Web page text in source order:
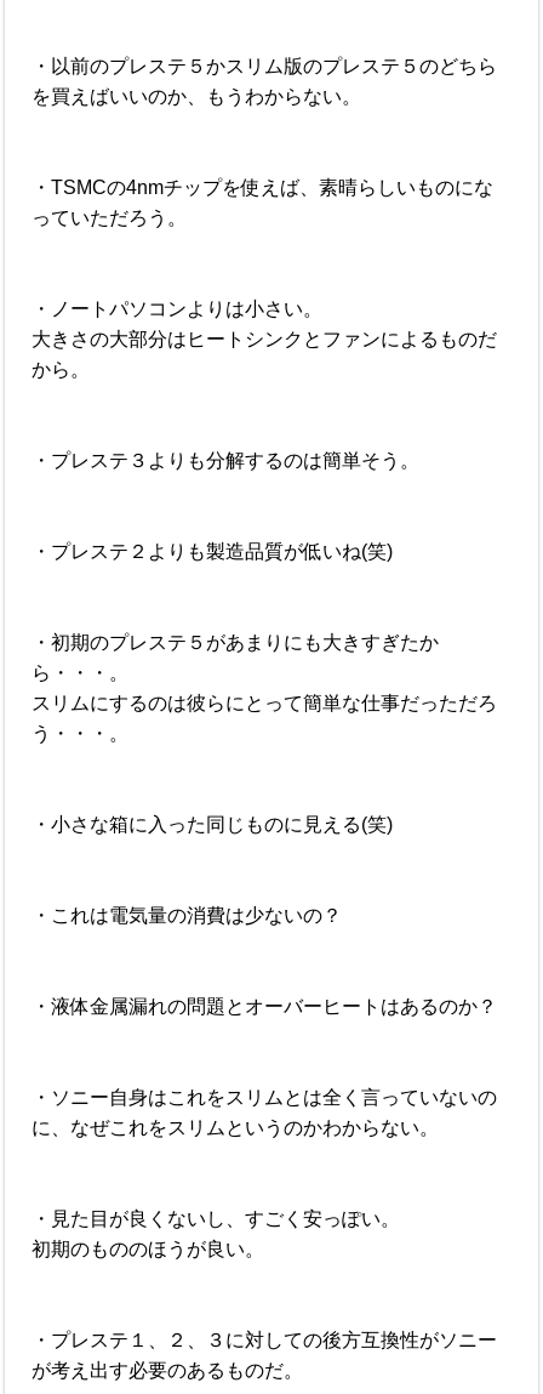
・以前のプレステ５かスリム版のプレステ５のどちら
を買えばいいのか、もうわからない。
・TSMCの4nmチップを使えば、素晴らしいものにな
っていただろう。
・ノートパソコンよりは小さい。
大きさの大部分はヒートシンクとファンによるものだ
から。
・プレステ３よりも分解するのは簡単そう。
・プレステ２よりも製造品質が低いね(笑)
・初期のプレステ５があまりにも大きすぎたか
ら・・・。
スリムにするのは彼らにとって簡単な仕事だっただろ
う・・・。
・小さな箱に入った同じものに見える(笑)
・これは電気量の消費は少ないの？
・液体金属漏れの問題とオーバーヒートはあるのか？
・ソニー自身はこれをスリムとは全く言っていないの
に、なぜこれをスリムというのかわからない。
・見た目が良くないし、すごく安っぽい。
初期のもののほうが良い。
・プレステ１、２、３に対しての後方互換性がソニー
が考え出す必要のあるものだ。